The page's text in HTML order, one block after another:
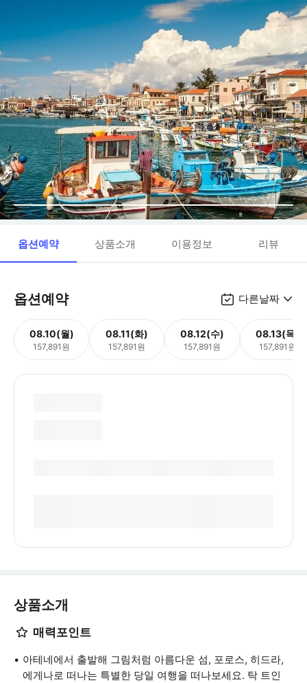
옵션예약 상품소개 이용정보 리뷰
옵션예약 다른날짜
08.10(월)
157,891원
08.11(화)
157,891원
08.12(수)
157,891원
08.13(목)
157,891원
상품소개
매력포인트
아테네에서 출발해 그림처럼 아름다운 섬, 포로스, 히드라,
에게나로 떠나는 특별한 당일 여행을 떠나보세요. 탁 트인